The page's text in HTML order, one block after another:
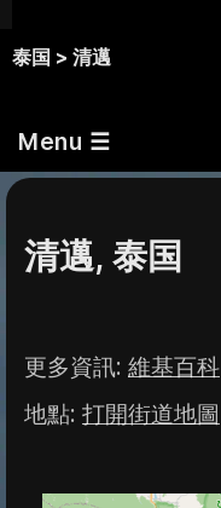
泰国 > 清邁
Menu ☰
清邁, 泰国
更多資訊: 維基百科
地點: 打開街道地圖